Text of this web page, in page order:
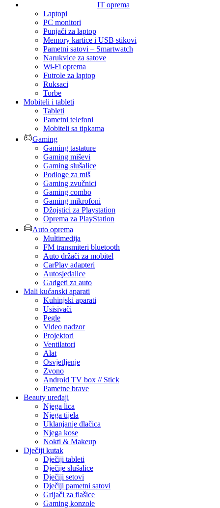
IT oprema
Laptopi
PC monitori
Punjači za laptop
Memory kartice i USB stikovi
Pametni satovi – Smartwatch
Narukvice za satove
Wi-Fi oprema
Futrole za laptop
Ruksaci
Torbe
Mobiteli i tableti
Tableti
Pametni telefoni
Mobiteli sa tipkama
Gaming
Gaming tastature
Gaming miševi
Gaming slušalice
Podloge za miš
Gaming zvučnici
Gaming combo
Gaming mikrofoni
Džojstici za Playstation
Oprema za PlayStation
Auto oprema
Multimedija
FM transmiteri bluetooth
Auto držači za mobitel
CarPlay adapteri
Autosjedalice
Gadgeti za auto
Mali kućanski aparati
Kuhinjski aparati
Usisivači
Pegle
Video nadzor
Projektori
Ventilatori
Alat
Osvjetljenje
Zvono
Android TV box // Stick
Pametne brave
Beauty uređaji
Njega lica
Njega tijela
Uklanjanje dlačica
Njega kose
Nokti & Makeup
Dječiji kutak
Dječiji tableti
Dječije slušalice
Dječiji setovi
Dječiji pametni satovi
Grijači za flašice
Gaming konzole